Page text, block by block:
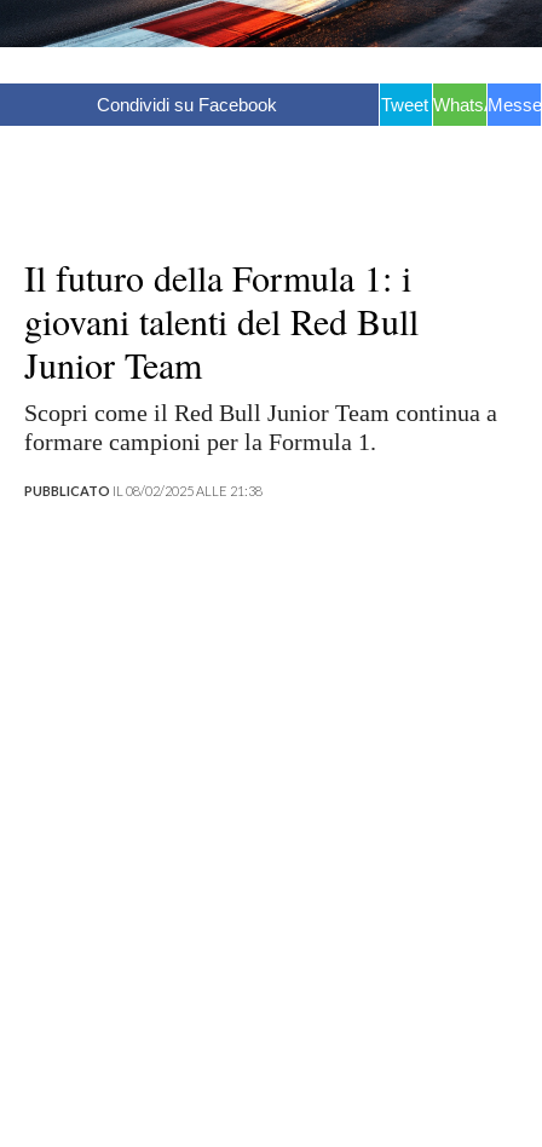
Condividi su Facebook Tweet WhatsApp
Il futuro della Formula 1: i
giovani talenti del Red Bull
Junior Team
Scopri come il Red Bull Junior Team continua a
formare campioni per la Formula 1.
PUBBLICATO IL 08/02/2025 ALLE 21:38